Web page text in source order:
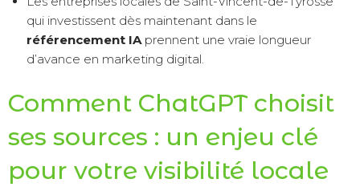
qui investissent dès maintenant dans le
référencement IAprennent une vraie longueur
d’avance en marketing digital.
Comment ChatGPT choisit
ses sources : un enjeu clé
pour votre visibilité locale